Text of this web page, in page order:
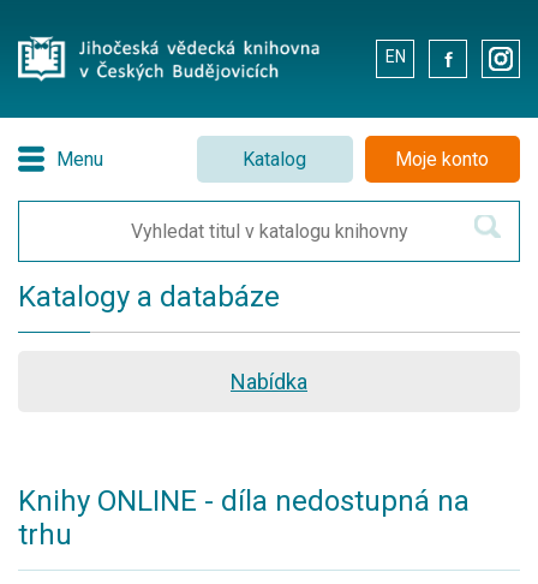
EN . .
Menu Katalog Moje konto
Katalogy a databáze
Nabídka
Knihy ONLINE - díla nedostupná na
trhu